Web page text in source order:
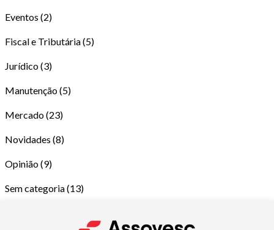
Tamanho do texto
Para aumentar ou diminuir a fonte em nosso site, utilize os
teclado.
Eventos (2)
Fiscal e Tributária(5)
Jurídico(3)
Manutenção(5)
Mercado(23)
Novidades (8)
Opinião(9)
Sem categoria(13)